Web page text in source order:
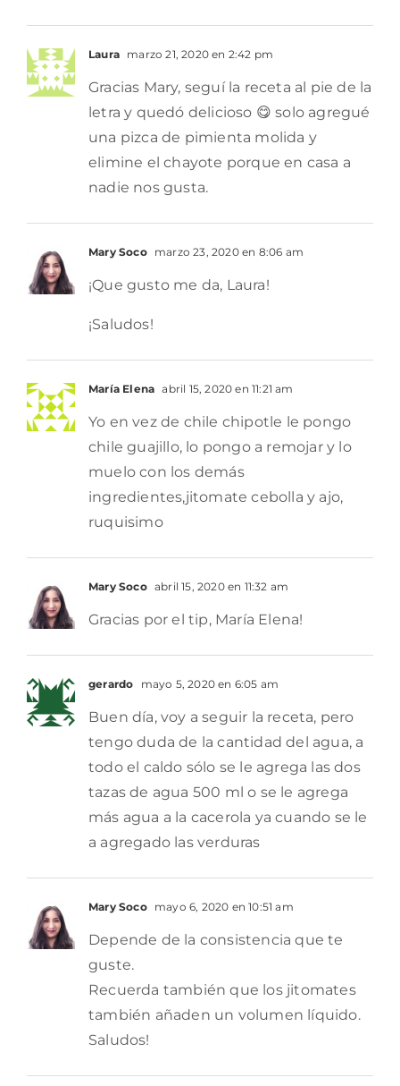
Laura marzo 21, 2020 en 2:42 pm
Gracias Mary, seguí la receta al pie de la
letra y quedó delicioso 😋 solo agregué
una pizca de pimienta molida y
elimine el chayote porque en casa a
nadie nos gusta.
Mary Soco marzo 23, 2020 en 8:06 am
¡Que gusto me da, Laura!
¡Saludos!
María Elena abril 15, 2020 en 11:21 am
Yo en vez de chile chipotle le pongo
chile guajillo, lo pongo a remojar y lo
muelo con los demás
ingredientes,jitomate cebolla y ajo,
ruquisimo
Mary Soco abril 15, 2020 en 11:32 am
Gracias por el tip, María Elena!
gerardo mayo 5, 2020 en 6:05 am
Buen día, voy a seguir la receta, pero
tengo duda de la cantidad del agua, a
todo el caldo sólo se le agrega las dos
tazas de agua 500 ml o se le agrega
más agua a la cacerola ya cuando se le
a agregado las verduras
Mary Soco mayo 6, 2020 en 10:51 am
Depende de la consistencia que te
guste.
Recuerda también que los jitomates
también añaden un volumen líquido.
Saludos!